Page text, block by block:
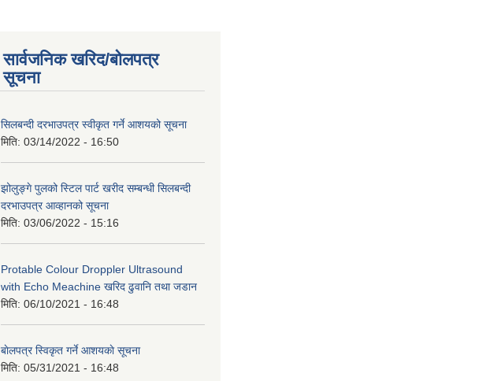
सार्वजनिक खरिद/बोलपत्र
सूचना
सिलबन्दी दरभाउपत्र स्वीकृत गर्ने आशयको सूचना
मिति: 03/14/2022 - 16:50
झोलुङ्गे पुलको स्टिल पार्ट खरीद सम्बन्धी सिलबन्दी
दरभाउपत्र आव्हानको सूचना
मिति: 03/06/2022 - 15:16
Protable Colour Droppler Ultrasound
with Echo Meachine खरिद ढुवानि तथा जडान
मिति: 06/10/2021 - 16:48
बाेलपत्र स्विकृत गर्ने आशयकाे सूचना
मिति: 05/31/2021 - 16:48